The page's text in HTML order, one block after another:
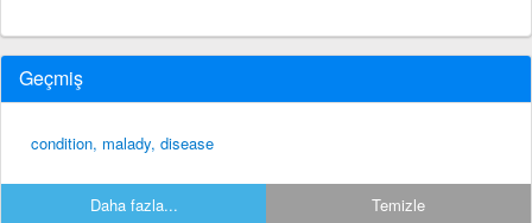
Geçmiş
condition, malady, disease
Daha fazla... Temizle